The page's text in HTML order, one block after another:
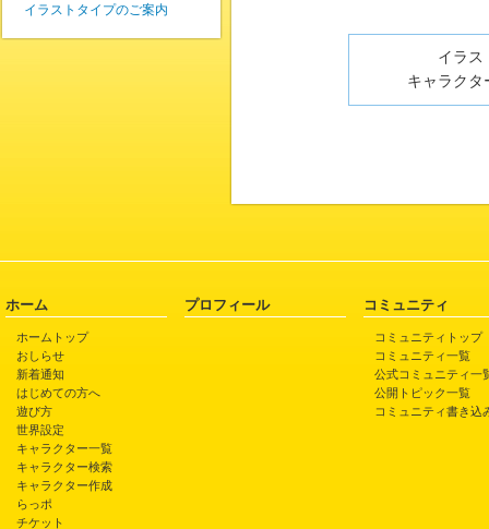
イラス
キャラクタ
イラストタイプのご案内
ホーム
ホームトップ
おしらせ
新着通知
はじめての方へ
遊び方
世界設定
キャラクター一覧
キャラクター検索
キャラクター作成
らっポ
チケット
プロフィール コミュニティ
コミュニティトップ
コミュニティ一覧
公式コミュニティ一
公開トピック一覧
コミュニティ書き込